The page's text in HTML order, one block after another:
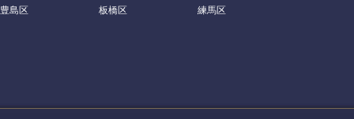
豊島区
板橋区 練馬区